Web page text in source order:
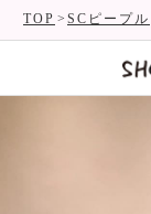
TOP SCピープル